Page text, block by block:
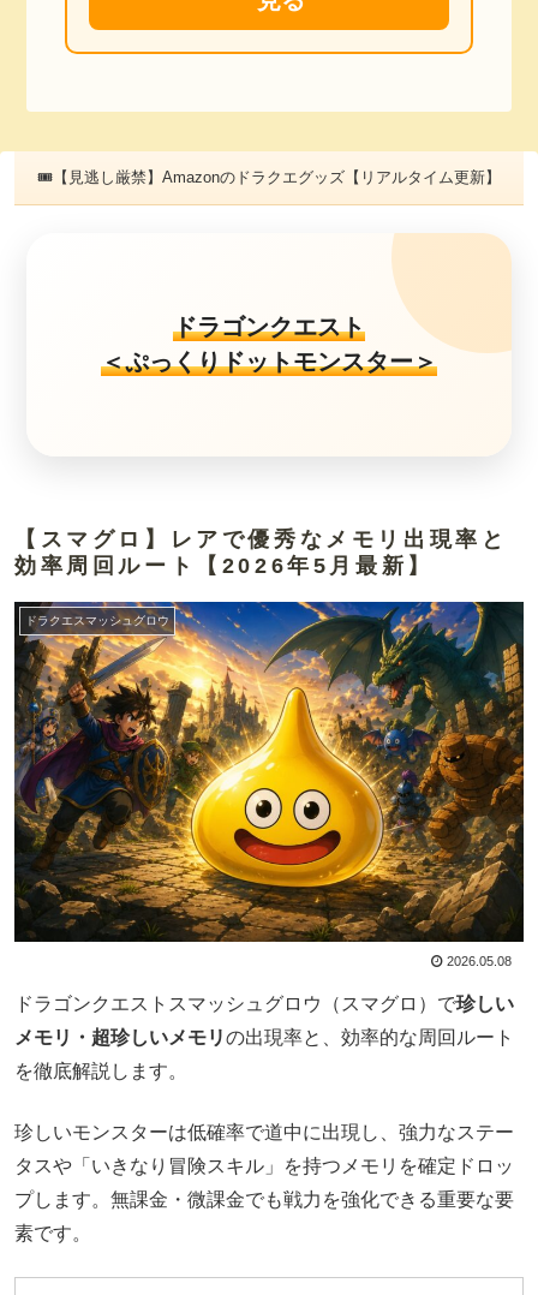
🎟【見逃し厳禁】Amazonのドラクエグッズ【リアルタイム更新】
ドラゴンクエスト
＜ぷっくりドットモンスター＞
【スマグロ】レアで優秀なメモリ出現率と
効率周回ルート【2026年5月最新】
ドラクエスマッシュグロウ
2026.05.08
ドラゴンクエストスマッシュグロウ（スマグロ）で珍しい
メモリ・超珍しいメモリの出現率と、効率的な周回ルート
を徹底解説します。
珍しいモンスターは低確率で道中に出現し、強力なステー
タスや「いきなり冒険スキル」を持つメモリを確定ドロッ
プします。無課金・微課金でも戦力を強化できる重要な要
素です。